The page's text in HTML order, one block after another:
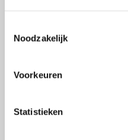
Noodzakelijk
Voorkeuren
Statistieken